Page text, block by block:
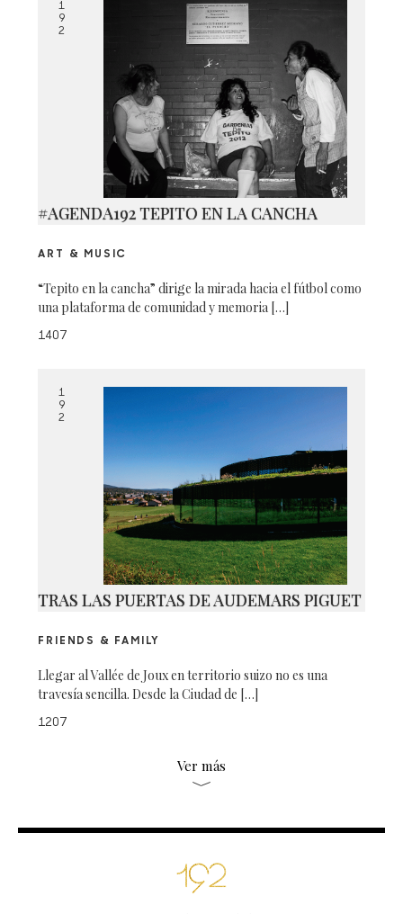
1
9
2
#AGENDA192 TEPITO EN LA CANCHA
ART & MUSIC
“Tepito en la cancha” dirige la mirada hacia el fútbol como
una plataforma de comunidad y memoria […]
1407
1
9
2
TRAS LAS PUERTAS DE AUDEMARS PIGUET
FRIENDS & FAMILY
Llegar al Vallée de Joux en territorio suizo no es una
travesía sencilla. Desde la Ciudad de […]
1207
Ver más